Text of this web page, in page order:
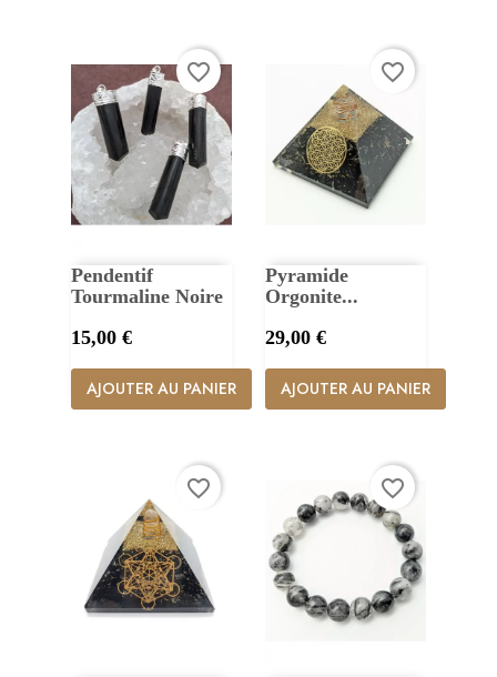
Pendentif
Tourmaline Noire
Prix
15,00 €
AJOUTER AU PANIER
favorite_border
Pyramide
Orgonite...
Prix
29,00 €
AJOUTER AU PANIER
favorite_border
favorite_border favorite_border